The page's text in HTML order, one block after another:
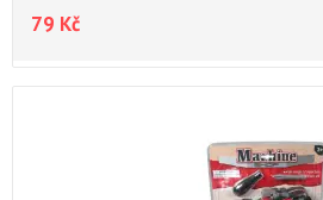
79 Kč